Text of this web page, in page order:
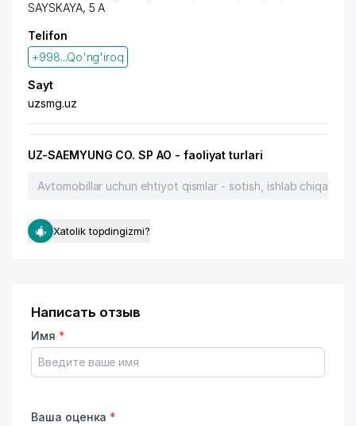
SAYSKAYA, 5 A
Telifon
+998...Qo'ng'iroq
Sayt
uzsmg.uz
UZ-SAEMYUNG CO. SP AO - faoliyat turlari
Avtomobillar uchun ehtiyot qismlar - sotish, ishlab chiqarish
Xatolik topdingizmi?
Написать отзыв
Имя *
Ваша оценка *